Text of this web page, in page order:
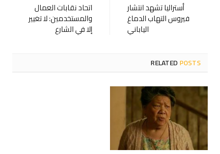
أستراليا تشهد انتشار
فيروس التهاب الدماغ
الياباني
اتحاد نقابات العمال
والمستخدمين: لا تغيير
إلا في الشارع
RELATEDPOSTS